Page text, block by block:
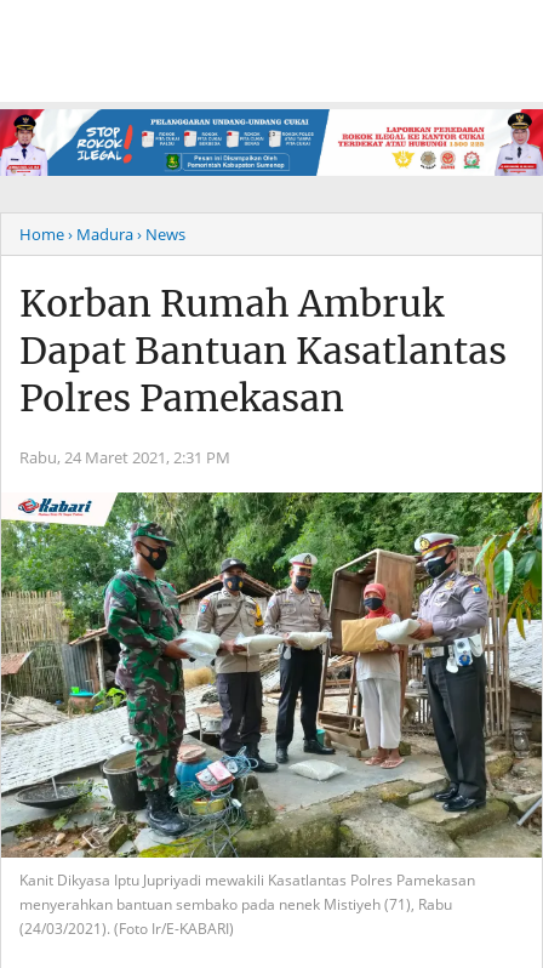
Home› Madura› News
Korban Rumah Ambruk
Dapat Bantuan Kasatlantas
Polres Pamekasan
Rabu, 24 Maret 2021, 2:31 PM
Kanit Dikyasa Iptu Jupriyadi mewakili Kasatlantas Polres Pamekasan
menyerahkan bantuan sembako pada nenek Mistiyeh (71), Rabu
(24/03/2021). (Foto Ir/E-KABARI)